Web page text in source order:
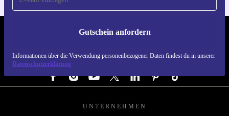
Gutschein anfordern
Informationen über die Verwendung personenbezogener Daten findest du in unserer
Datenschutzerklärung
REFURBED ÖSTERREICH - RETHINK NEW.
FOLGE UNS
UNTERNEHMEN